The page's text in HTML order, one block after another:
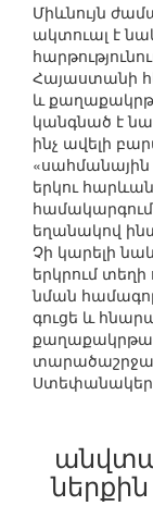
Միևնույն
ակտուալ է
Հայաստանի
և
կանգնած է
ինչ ավելի
«սահմանային
երկու
եղանակով
Չի կարելի
երկրում տեղի
նման
գուցե և